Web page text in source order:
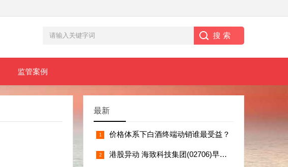
监管案例
最新
价格体系下白酒终端动销谁最受益？
港股异动 海致科技集团(02706)早盘涨超37% Palanti